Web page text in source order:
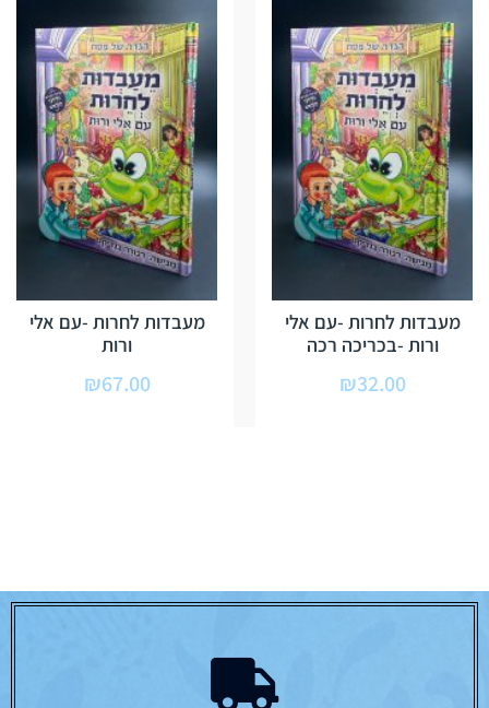
מעבדות לחרות -עם אלי
ורות -בכריכה רכה
₪32.00
מעבדות לחרות -עם אלי
ורות
₪67.00